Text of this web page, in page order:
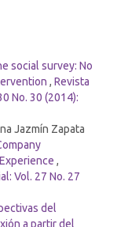
social survey: No
, Revista
No. 30 (2014):
Jazmín Zapata
,
Vol. 27 No. 27
del
a partir del